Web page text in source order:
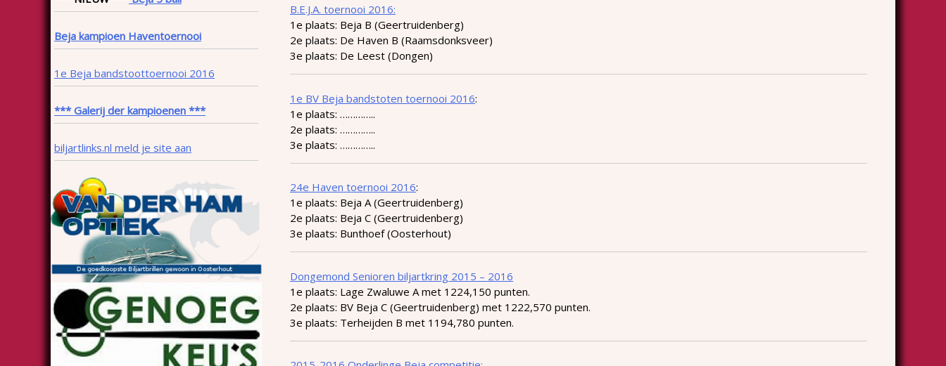
B.E.J.A. toernooi 2016:
1e plaats: Beja B (Geertruidenberg)
2e plaats: De Haven B (Raamsdonksveer)
3e plaats: De Leest (Dongen)
1e BV Beja bandstoten toernooi 2016:
1e plaats: …………..
2e plaats: …………..
3e plaats: …………..
24e Haven toernooi 2016:
1e plaats: Beja A (Geertruidenberg)
2e plaats: Beja C (Geertruidenberg)
3e plaats: Bunthoef (Oosterhout)
Dongemond Senioren biljartkring 2015 – 2016
1e plaats: Lage Zwaluwe A met 1224,150 punten.
2e plaats: BV Beja C (Geertruidenberg) met 1222,570 punten.
3e plaats: Terheijden B met 1194,780 punten.
Beja kampioen Haventoernooi
1e Beja bandstoottoernooi 2016
*** Galerij der kampioenen ***
biljartlinks.nl meld je site aan